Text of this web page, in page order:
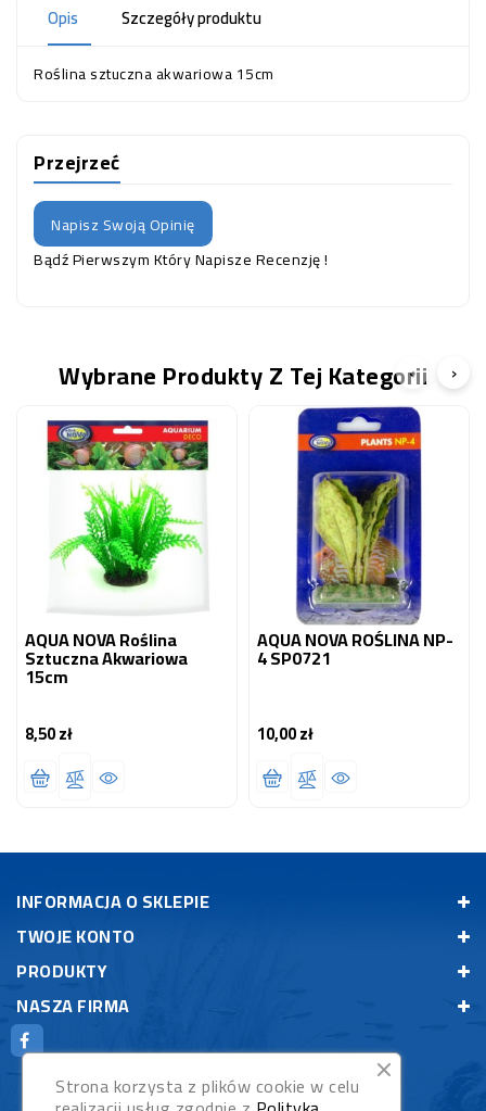
Opis Szczegóły produktu
Roślina sztuczna akwariowa 15cm
Przejrzeć
Napisz Swoją Opinię
Bądź Pierwszym Który Napisze Recenzję !
Wybrane Produkty Z Tej Kategorii
AQUA NOVA Roślina
Sztuczna Akwariowa
15cm
8,50 złCena
AQUA NOVA ROŚLINA NP-
4 SP0721
10,00 złCena
‹ ›
INFORMACJA O SKLEPIE
TWOJE KONTO
PRODUKTY
NASZA FIRMA
Strona korzysta z plików cookie w celu